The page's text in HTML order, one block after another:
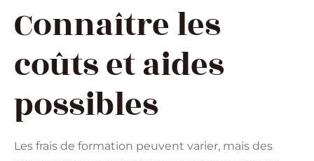
Connaître les
coûts et aides
possibles
Les frais de formation peuvent varier, mais des